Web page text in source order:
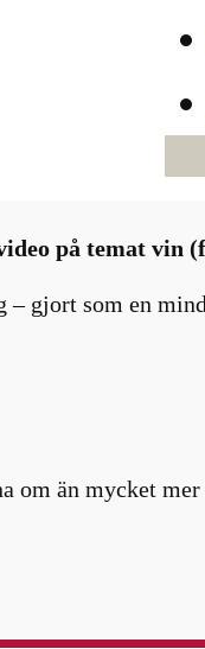
på temat vin
gjort som en
om än mycket